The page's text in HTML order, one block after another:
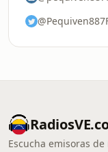
Escucha emisoras